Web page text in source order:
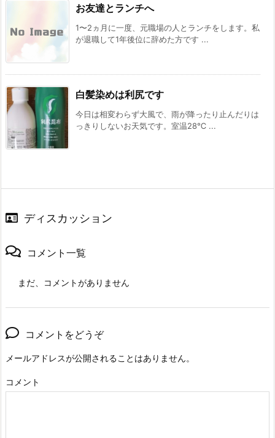
お友達とランチへ
1〜2ヵ月に一度、元職場の人とランチをします。私
が退職して1年後位に辞めた方です ...
白髪染めは利尻です
今日は相変わらず大風で、雨が降ったり止んだりは
っきりしないお天気です。室温28℃ ...
ディスカッション
コメント一覧
まだ、コメントがありません
コメントをどうぞ
メールアドレスが公開されることはありません。
コメント